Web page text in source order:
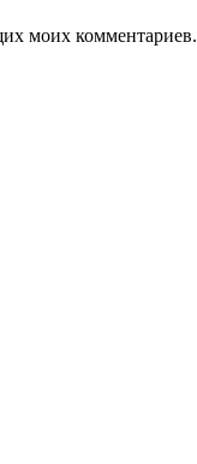
моих комментариев.